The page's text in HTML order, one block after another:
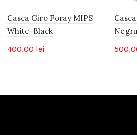
Casca Giro Foray MIPS
White-Black
400,00 lei